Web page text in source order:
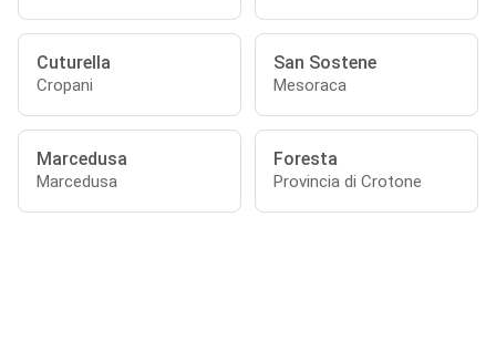
Cuturella
Cropani
San Sostene
Mesoraca
Marcedusa
Marcedusa
Foresta
Provincia di Crotone